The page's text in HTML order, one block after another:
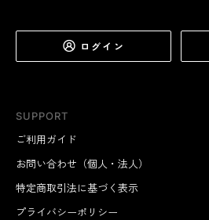
SUPPORT
ご利用ガイド
お問い合わせ（個人・法人）
特定商取引法に基づく表示
プライバシーポリシー
ログイン